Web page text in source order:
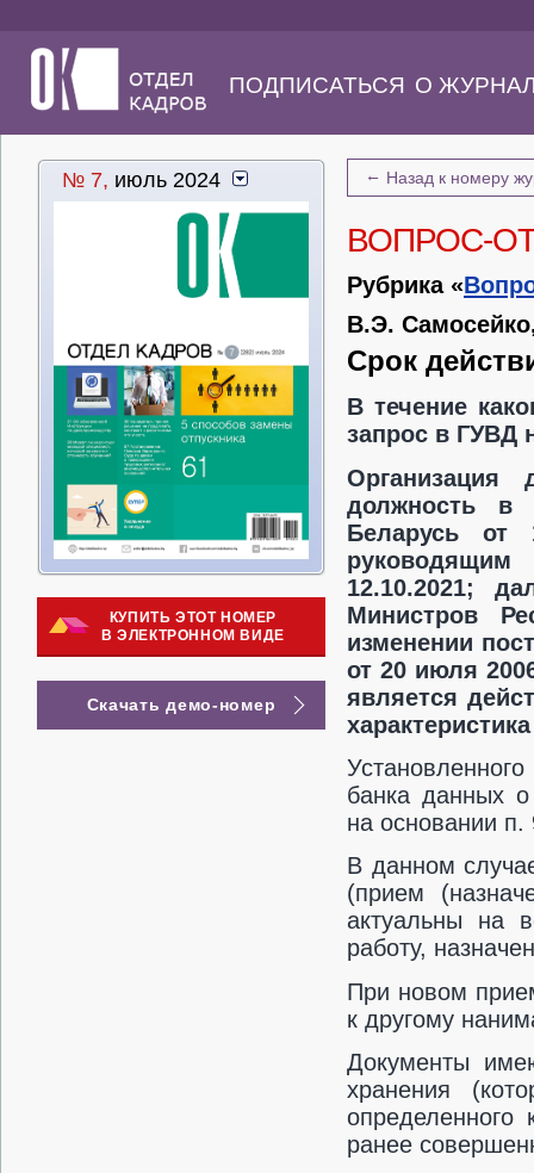
ПОДПИСАТЬСЯ О
№ 7, июль 2024
КУПИТЬ ЭТОТ НОМЕР
В ЭЛЕКТРОННОМ ВИДЕ
Скачать демо-номер
← Назад к номеру
ВОПРОС-
Рубрика «
В.Э.
Срок
В течение
запрос в ГУВД
должность в
Беларусь
руководящим
12.10.2021;
Министров
изменении
от 20 июля
является
банка данных о
на основании
В данном
(прием
актуальны на
работу,
При новом
к другому
Документы
хранения
определенного
ранее